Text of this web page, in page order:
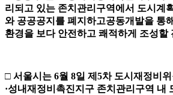
리되고 있는 존치관리구역에서 도시계
와 공공공지를 폐지하고공동개발을 통
환경을 보다 안전하고 쾌적하게 조성할
□ 서울시는 6월 8일 제 5차 도시재정비
·성내재정비촉진지구 존치관리구역 내